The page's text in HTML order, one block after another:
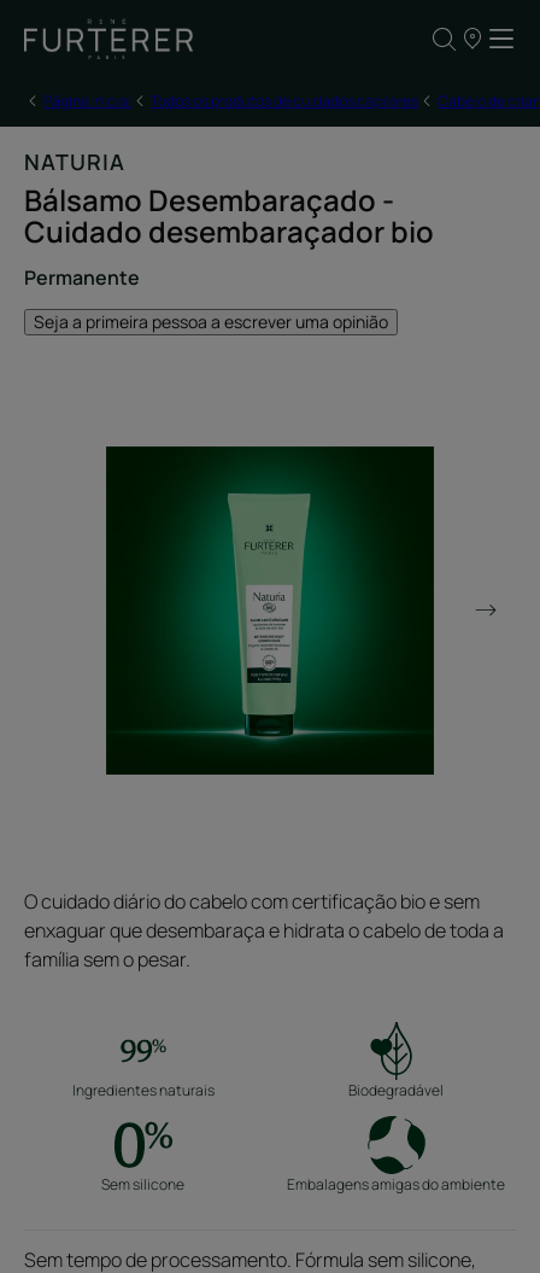
OS
DE
VENDA
Página inicial Todos os produtos de cuidados capilares Cabelo de
NATURIA
Bálsamo Desembaraçado -
Cuidado desembaraçador bio
Permanente
Seja a primeira pessoa a escrever uma opinião
O cuidado diário do cabelo com certificação bio e sem
enxaguar que desembaraça e hidrata o cabelo de toda a
família sem o pesar.
Ingredientes naturais Biodegradável
Sem silicone Embalagens amigas do ambiente
Sem tempo de processamento. Fórmula sem silicone,